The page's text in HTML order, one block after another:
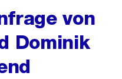
von
Dominik